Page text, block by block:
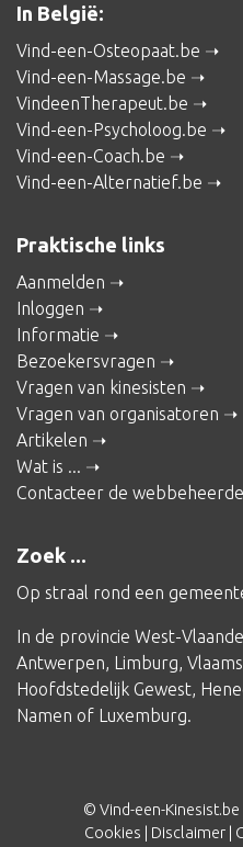
In België:
Vind-een-Osteopaat.be
Vind-een-Massage.be
VindeenTherapeut.be
Vind-een-Psycholoog.be
Vind-een-Coach.be
Vind-een-Alternatief.be
Praktische links
Aanmelden
Inloggen
Informatie
Bezoekersvragen
Vragen van kinesisten
Vragen van organisatoren
Artikelen
Wat is ...
Contacteer de
Zoek ...
Op straal rond een
In de provincie West-
Antwerpen, Limburg,
Hoofdstedelijk Gewest,
Namen of Luxemburg.
© Vind-een-Kinesist.be
Cookies
Disclaimer